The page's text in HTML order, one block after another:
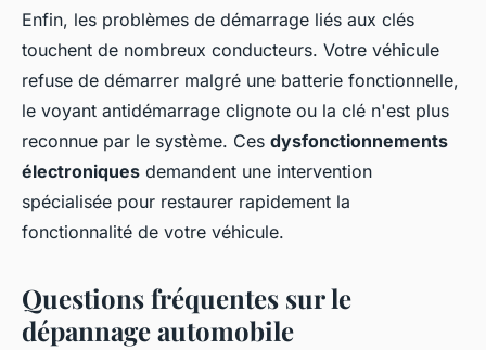
Enfin, les problèmes de démarrage liés aux clés
touchent de nombreux conducteurs. Votre véhicule
refuse de démarrer malgré une batterie fonctionnelle,
le voyant antidémarrage clignote ou la clé n'est plus
reconnue par le système. Ces dysfonctionnements
électroniques demandent une intervention
spécialisée pour restaurer rapidement la
fonctionnalité de votre véhicule.
Questions fréquentes sur le
dépannage automobile